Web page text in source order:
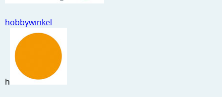
Stempels en zo
Template, mask, stencils, grids
Wat nog, een creatief kijkje
hobbywinkel
h